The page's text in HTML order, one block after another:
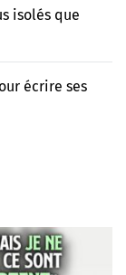
isolés que
écrire ses